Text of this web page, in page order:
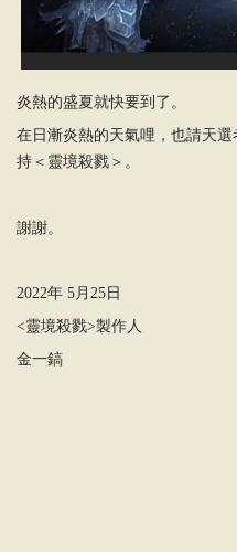
炎熱的盛夏就快要到了。
在日漸炎熱的天氣哩，也請天
持＜靈境殺戮＞。
謝謝。
2022年 5月25日
<靈境殺戮>製作人
金一鎬